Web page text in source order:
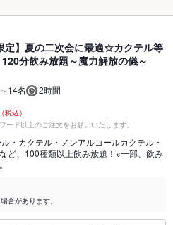
定】夏の二次会に最適☆カクテル等
分飲み放題～魔力解放の儀～
14名 2時間
税込）
ード以上のご注文をお願いいたします。
・カクテル・ノンアルコールカクテル・
ど、100種類以上飲み放題！※一部、飲み
合があります。